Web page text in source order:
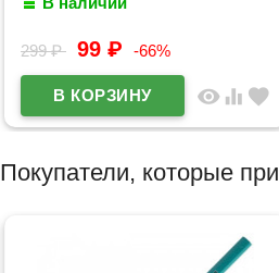
299₽ 99 ₽ -66%
visibility equalizer favorite
Покупатели, которые